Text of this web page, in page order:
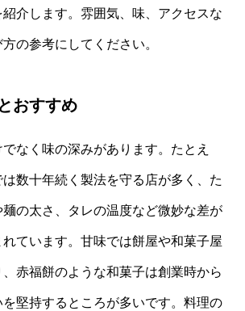
紹介します。雰囲気、味、アクセスな
の参考にしてください。
おすすめ
なく味の深みがあります。たとえ
数十年続く製法を守る店が多く、た
麺の太さ、タレの温度など微妙な差が
ています。甘味では餅屋や和菓子屋
赤福餅のような和菓子は創業時から
堅持するところが多いです。料理の